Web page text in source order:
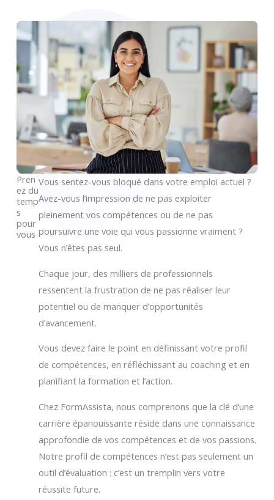
Pren
ez du
temp
s
pour
vous
Vous sentez-vous bloqué dans votre emploi actuel ?
Avez-vous l’impression de ne pas exploiter
pleinement vos compétences ou de ne pas
poursuivre une voie qui vous passionne vraiment ?
Vous n’êtes pas seul.
Chaque jour, des milliers de professionnels
ressentent la frustration de ne pas réaliser leur
potentiel ou de manquer d’opportunités
d’avancement.
Vous devez faire le point en définissant votre profil
de compétences, en réfléchissant au coaching et en
planifiant la formation et l’action.
Chez FormAssista, nous comprenons que la clé d’une
carrière épanouissante réside dans une connaissance
approfondie de vos compétences et de vos passions.
Notre profil de compétences n’est pas seulement un
outil d’évaluation : c’est un tremplin vers votre
réussite future.